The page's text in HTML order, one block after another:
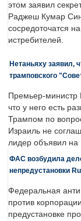
этом заявил
Раджеш Кумар
сосредоточатся
истребителей.
Нетаньяху заявил,
трамповского
Премьер-министр
что у него есть
Трампом по
Израиль не
лидер объявил
ФАС возбудила
непредустановки
Федеральная
против
предустановке